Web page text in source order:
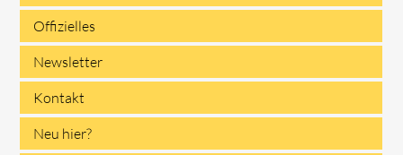
Offizielles
Newsletter
Kontakt
Neu hier?